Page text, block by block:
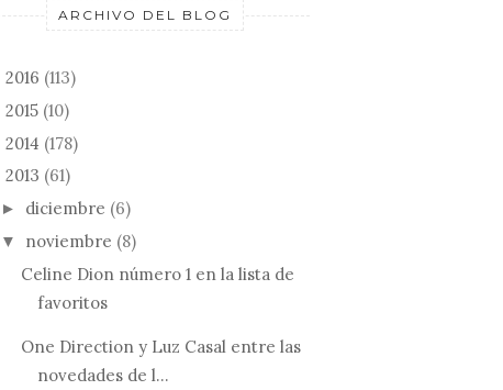
ARCHIVO DEL BLOG
2016 (113)
2015 (10)
2014 (178)
2013 (61)
► diciembre (6)
▼ noviembre (8)
Celine Dion número 1 en la lista de
favoritos
One Direction y Luz Casal entre las
novedades de l...